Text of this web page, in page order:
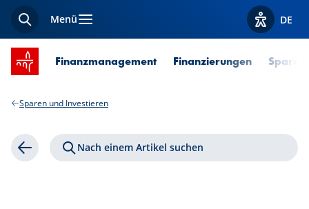
SucheMenü Optionen
DE
Startseite SPUERKEESS
Finanzmanagement Finanzierungen Sparen
Sparen und Investieren
Zurück Nach einem Artikel suchen